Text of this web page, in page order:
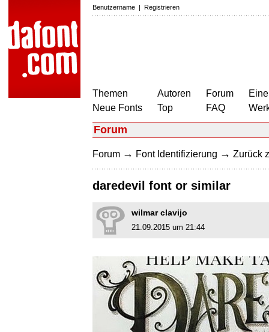
Benutzername | Registrieren
Themen
Neue Fonts
Autoren
Top
Forum
FAQ
Forum
Forum → Font Identifizierung → Zurück
daredevil font or similar
wilmar clavijo
21.09.2015 um 21:44